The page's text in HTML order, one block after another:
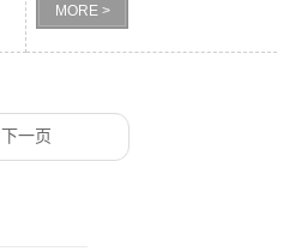
MORE >
下一页